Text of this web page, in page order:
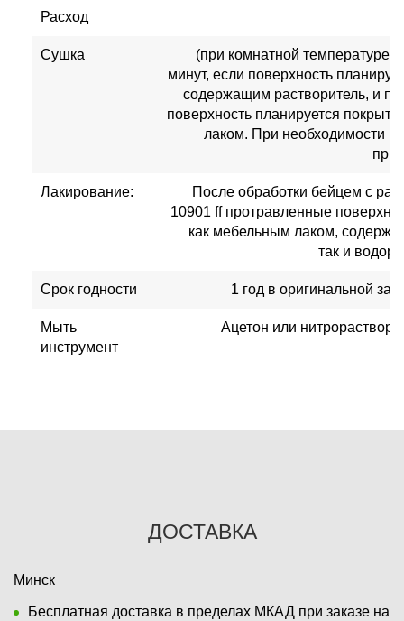
Расход
Сушка
(при комнатной температуре
минут, если поверхность
содержащим растворитель, и
поверхность планируется
лаком. При необходимости
Лакирование:
После обработки бейцем с
10901 ff протравленные
как мебельным лаком,
так и
Срок годности 1 год в оригинальной
Мыть
инструмент
Ацетон или
ДОСТАВКА
Минск
Бесплатная доставка в пределах МКАД при заказе на